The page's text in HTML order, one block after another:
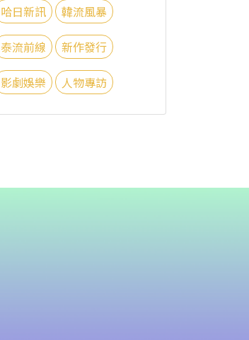
哈日新訊 韓流風暴
泰流前線 新作發行
影劇娛樂 人物專訪